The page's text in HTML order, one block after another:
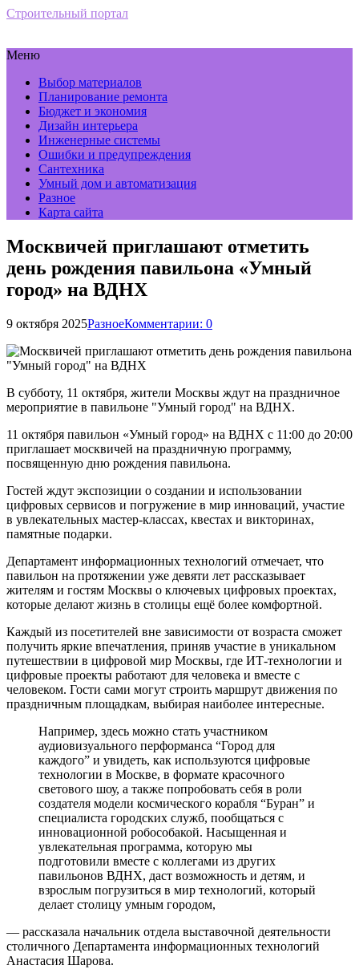
Строительный портал
Меню
Выбор материалов
Планирование ремонта
Бюджет и экономия
Дизайн интерьера
Инженерные системы
Ошибки и предупреждения
Сантехника
Умный дом и автоматизация
Разное
Карта сайта
Москвичей приглашают отметить
день рождения павильона «Умный
город» на ВДНХ
9 октября 2025РазноеКомментарии: 0
В субботу, 11 октября, жители Москвы ждут на праздничное
мероприятие в павильоне "Умный город" на ВДНХ.
11 октября павильон «Умный город» на ВДНХ с 11:00 до 20:00
приглашает москвичей на праздничную программу,
посвященную дню рождения павильона.
Гостей ждут экспозиции о создании и использовании
цифровых сервисов и погружение в мир инноваций, участие
в увлекательных мастер-классах, квестах и викторинах,
памятные подарки.
Департамент информационных технологий отмечает, что
павильон на протяжении уже девяти лет рассказывает
жителям и гостям Москвы о ключевых цифровых проектах,
которые делают жизнь в столицы ещё более комфортной.
Каждый из посетителей вне зависимости от возраста сможет
получить яркие впечатления, приняв участие в уникальном
путешествии в цифровой мир Москвы, где ИТ-технологии и
цифровые проекты работают для человека и вместе с
человеком. Гости сами могут строить маршрут движения по
праздничным площадкам, выбирая наиболее интересные.
Например, здесь можно стать участником
аудиовизуального перформанса “Город для
каждого” и увидеть, как используются цифровые
технологии в Москве, в формате красочного
светового шоу, а также попробовать себя в роли
создателя модели космического корабля “Буран” и
специалиста городских служб, пообщаться с
инновационной робособакой. Насыщенная и
увлекательная программа, которую мы
подготовили вместе с коллегами из других
павильонов ВДНХ, даст возможность и детям, и
взрослым погрузиться в мир технологий, который
делает столицу умным городом,
— рассказала начальник отдела выставочной деятельности
столичного Департамента информационных технологий
Анастасия Шарова.